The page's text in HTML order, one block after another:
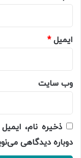
ایمیل*
وب‌ سایت
ذخیره نام،
دوباره دیدگاهی